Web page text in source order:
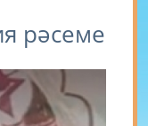
рәсеме